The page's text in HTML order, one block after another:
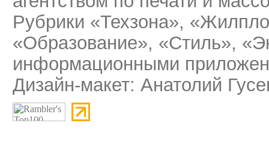
Рубрики «Техзона»,
«Образование», «Стиль»,
информационными
Дизайн-макет: Анатолий